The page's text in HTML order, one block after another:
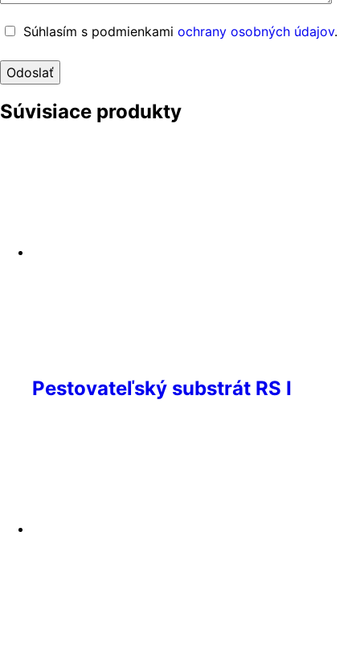
Súhlasím s podmienkami ochrany osobných údajov.
Súvisiace produkty
Pestovateľský substrát RS I